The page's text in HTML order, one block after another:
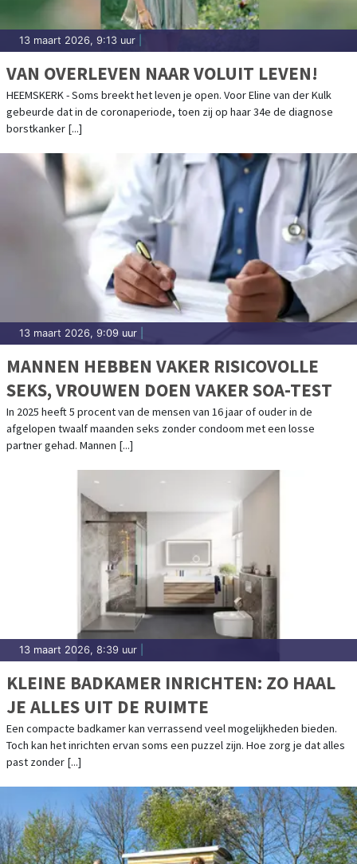
13 maart 2026, 9:13 uur
VAN OVERLEVEN NAAR VOLUIT LEVEN!
HEEMSKERK - Soms breekt het leven je open. Voor Eline van der Kulk
gebeurde dat in de coronaperiode, toen zij op haar 34e de diagnose
borstkanker [...]
13 maart 2026, 9:09 uur
MANNEN HEBBEN VAKER RISICOVOLLE
SEKS, VROUWEN DOEN VAKER SOA-TEST
In 2025 heeft 5 procent van de mensen van 16 jaar of ouder in de
afgelopen twaalf maanden seks zonder condoom met een losse
partner gehad. Mannen [...]
13 maart 2026, 8:39 uur
KLEINE BADKAMER INRICHTEN: ZO HAAL
JE ALLES UIT DE RUIMTE
Een compacte badkamer kan verrassend veel mogelijkheden bieden.
Toch kan het inrichten ervan soms een puzzel zijn. Hoe zorg je dat alles
past zonder [...]